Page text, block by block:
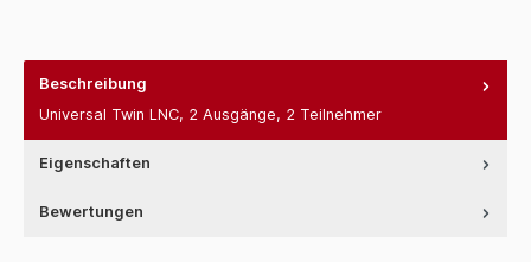
Beschreibung
Universal Twin LNC, 2 Ausgänge, 2 Teilnehmer
Eigenschaften
Bewertungen